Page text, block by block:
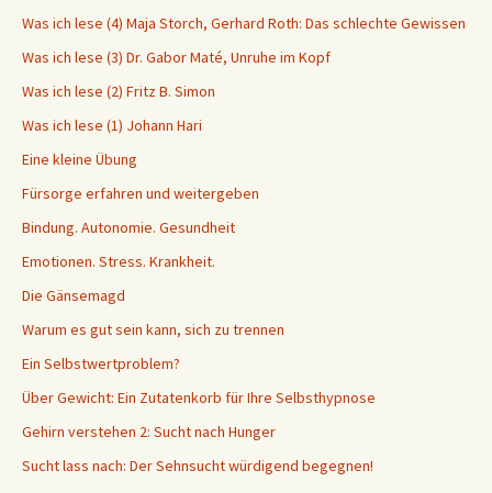
Was ich lese (4) Maja Storch, Gerhard Roth: Das schlechte Gewissen
Was ich lese (3) Dr. Gabor Maté, Unruhe im Kopf
Was ich lese (2) Fritz B. Simon
Was ich lese (1) Johann Hari
Eine kleine Übung
Fürsorge erfahren und weitergeben
Bindung. Autonomie. Gesundheit
Emotionen. Stress. Krankheit.
Die Gänsemagd
Warum es gut sein kann, sich zu trennen
Ein Selbstwertproblem?
Über Gewicht: Ein Zutatenkorb für Ihre Selbsthypnose
Gehirn verstehen 2: Sucht nach Hunger
Sucht lass nach: Der Sehnsucht würdigend begegnen!